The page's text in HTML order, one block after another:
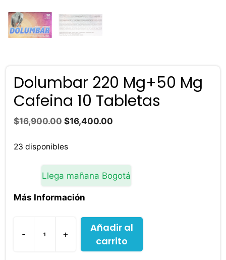
Dolumbar 220 Mg+50 Mg
Cafeina 10 Tabletas
$16,900.00 El
original
$16,900.00.
$16,400.00
$16,400.00.
23 disponibles
Llega mañana Bogotá
Más Información
-
Dolumbar
220
+
Añadir al
carrito